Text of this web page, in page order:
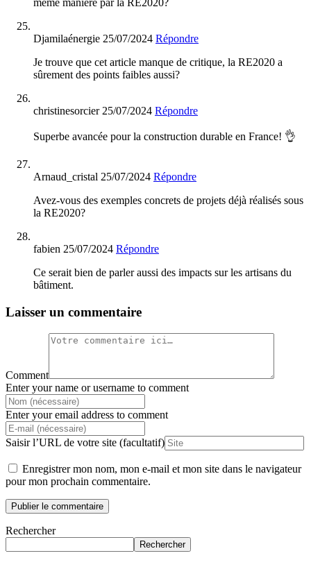
même manière par la RE2020?
Djamilaénergie 25/07/2024 Répondre
Je trouve que cet article manque de critique, la RE2020 a
sûrement des points faibles aussi?
christinesorcier 25/07/2024 Répondre
Superbe avancée pour la construction durable en France! 👌
Arnaud_cristal 25/07/2024 Répondre
Avez-vous des exemples concrets de projets déjà réalisés sous
la RE2020?
fabien 25/07/2024 Répondre
Ce serait bien de parler aussi des impacts sur les artisans du
bâtiment.
Laisser un commentaire
Comment
Enter your name or username to comment
Enter your email address to comment
Saisir l’URL de votre site (facultatif)
Enregistrer mon nom, mon e-mail et mon site dans le navigateur
pour mon prochain commentaire.
Rechercher
Rechercher